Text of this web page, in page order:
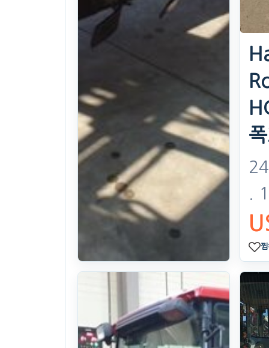
Daedong
Rotavator
HC215GK (경
.
찜